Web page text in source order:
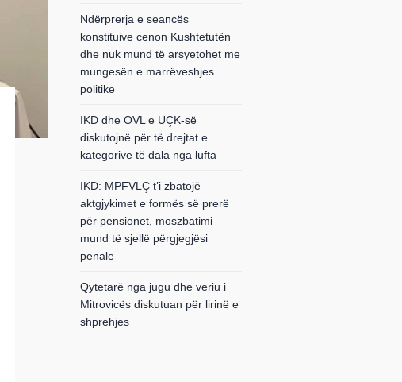
Ndërprerja e seancës
konstituive cenon Kushtetutën
dhe nuk mund të arsyetohet me
mungesën e marrëveshjes
politike
IKD dhe OVL e UÇK-së
diskutojnë për të drejtat e
kategorive të dala nga lufta
IKD: MPFVLÇ t’i zbatojë
aktgjykimet e formës së prerë
për pensionet, moszbatimi
mund të sjellë përgjegjësi
penale
Qytetarë nga jugu dhe veriu i
Mitrovicës diskutuan për lirinë e
shprehjes